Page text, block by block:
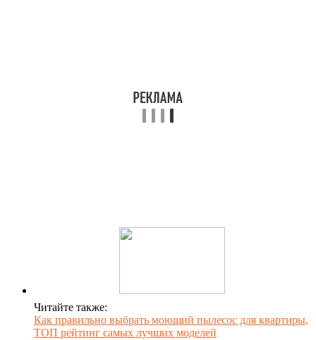
Читайте также:
Как правильно выбрать моющий пылесос для квартиры,
ТОП рейтинг самых лучших моделей